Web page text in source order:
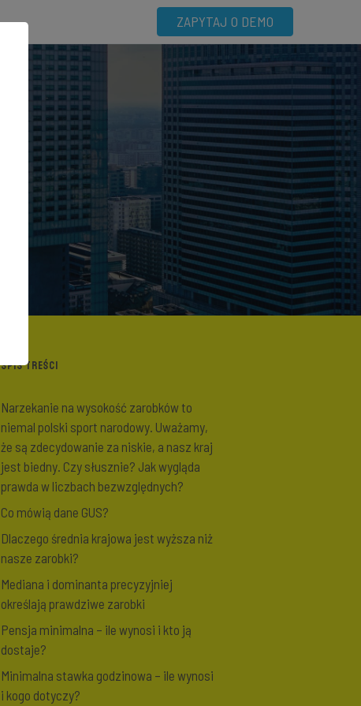
ZAPYTAJ O DEMO
SPIS TREŚCI
Narzekanie na wysokość zarobków to
niemal polski sport narodowy. Uważamy,
że są zdecydowanie za niskie, a nasz kraj
jest biedny. Czy słusznie? Jak wygląda
prawda w liczbach bezwzględnych?
Co mówią dane GUS?
Dlaczego średnia krajowa jest wyższa niż
nasze zarobki?
Mediana i dominanta precyzyjniej
określają prawdziwe zarobki
Pensja minimalna – ile wynosi i kto ją
dostaje?
Minimalna stawka godzinowa – ile wynosi
i kogo dotyczy?